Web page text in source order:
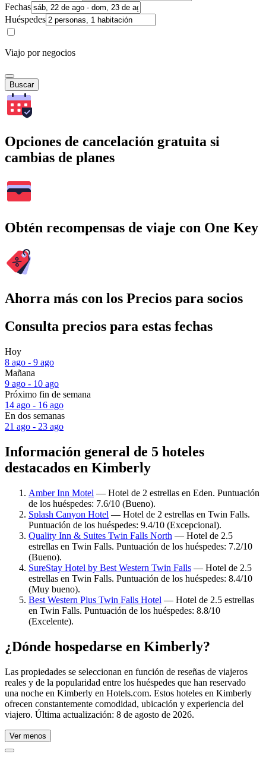
Fechas
Huéspedes
Viajo por negocios
Buscar
Opciones de cancelación gratuita si
cambias de planes
Obtén recompensas de viaje con One Key
Ahorra más con los Precios para socios
Consulta precios para estas fechas
Hoy
8 ago - 9 ago
Mañana
9 ago - 10 ago
Próximo fin de semana
14 ago - 16 ago
En dos semanas
21 ago - 23 ago
Información general de 5 hoteles
destacados en Kimberly
Amber Inn Motel — Hotel de 2 estrellas en Eden. Puntuación
de los huéspedes: 7.6/10 (Bueno).
Splash Canyon Hotel — Hotel de 2 estrellas en Twin Falls.
Puntuación de los huéspedes: 9.4/10 (Excepcional).
Quality Inn & Suites Twin Falls North — Hotel de 2.5
estrellas en Twin Falls. Puntuación de los huéspedes: 7.2/10
(Bueno).
SureStay Hotel by Best Western Twin Falls — Hotel de 2.5
estrellas en Twin Falls. Puntuación de los huéspedes: 8.4/10
(Muy bueno).
Best Western Plus Twin Falls Hotel — Hotel de 2.5 estrellas
en Twin Falls. Puntuación de los huéspedes: 8.8/10
(Excelente).
¿Dónde hospedarse en Kimberly?
Las propiedades se seleccionan en función de reseñas de viajeros
reales y de la popularidad entre los huéspedes que han reservado
una noche en Kimberly en Hotels.com. Estos hoteles en Kimberly
ofrecen constantemente comodidad, ubicación y experiencia del
viajero. Última actualización: 8 de agosto de 2026.
Ver menos